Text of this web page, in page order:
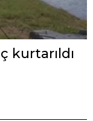
kurtarıldı